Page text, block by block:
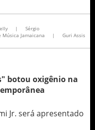
|
Sérgio
Jamaicana |
Guri Assis
botou oxigênio na
Jr. será apresentado